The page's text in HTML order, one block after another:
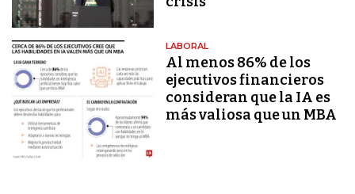
LABORAL
Al menos 86% de los
ejecutivos financieros
consideran que la IA es
más valiosa que un MBA